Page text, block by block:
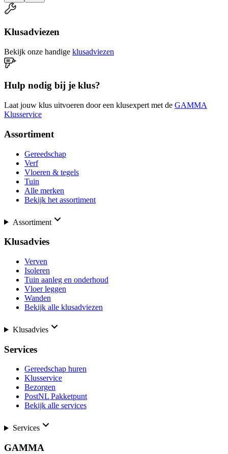
Klusadviezen
Bekijk onze handige klusadviezen
Hulp nodig bij je klus?
Laat jouw klus uitvoeren door een klusexpert met de GAMMA
Klusservice
Assortiment
Gereedschap
Verf
Vloeren & tegels
Tuin
Alle merken
Bekijk het assortiment
Assortiment
Klusadvies
Verven
Isoleren
Tuin aanleg en onderhoud
Vloer leggen
Wanden
Bekijk alle klusadviezen
Klusadvies
Services
Gereedschap huren
Klusservice
Bezorgen
PostNL Pakketpunt
Bekijk alle services
Services
GAMMA